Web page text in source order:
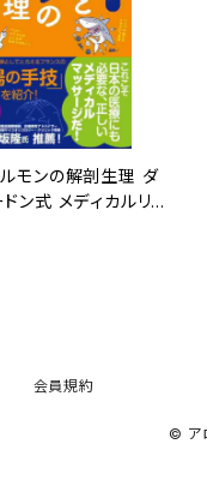
ルモンの解剖生理 ダ
ン式 メディカルリン
ュ
会員規約
© ア